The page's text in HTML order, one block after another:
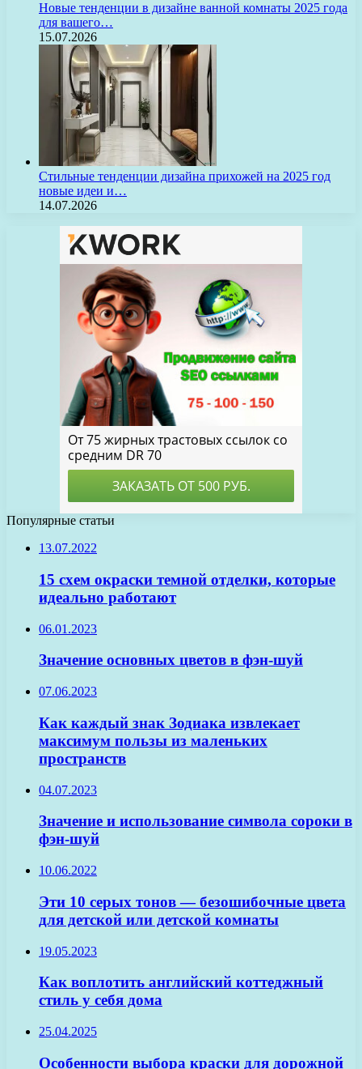
Новые тенденции в дизайне ванной комнаты 2025 года
для вашего…
15.07.2026
Стильные тенденции дизайна прихожей на 2025 год
новые идеи и…
14.07.2026
Популярные статьи
13.07.2022
15 схем окраски темной отделки, которые
идеально работают
06.01.2023
Значение основных цветов в фэн-шуй
07.06.2023
Как каждый знак Зодиака извлекает
максимум пользы из маленьких
пространств
04.07.2023
Значение и использование символа сороки в
фэн-шуй
10.06.2022
Эти 10 серых тонов — безошибочные цвета
для детской или детской комнаты
19.05.2023
Как воплотить английский коттеджный
стиль у себя дома
25.04.2025
Особенности выбора краски для дорожной